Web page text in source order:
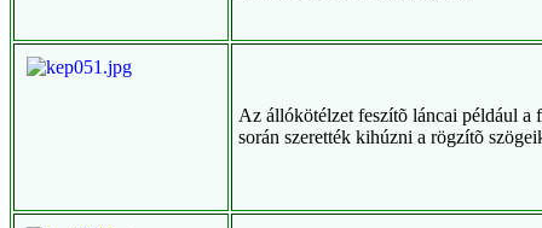
Az állókötélzet feszítõ láncai például a
során szerették kihúzni a rögzítõ